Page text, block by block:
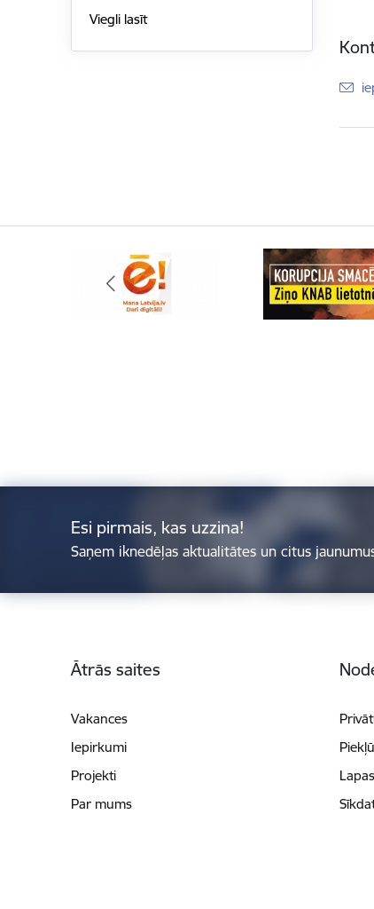
Viegli lasīt
Esi pirmais, kas uzzina!
Saņem iknedēļas aktualitātes un citus
Ātrās saites
Vakances
Iepirkumi
Projekti
Par mums